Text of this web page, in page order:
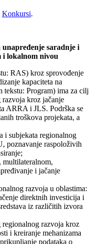
Konkursi.
unapređenje saradnje i
i lokalnom nivou
RAS) kroz sprovođenje
kapaciteta na
Program) ima za cilj
kroz jačanje
ARRA i JLS. Podrška se
troškova projekata, a
i subjekata regionalnog
poznavanje raspoloživih
multilateralnom,
i jačanje
razvoja u oblastima:
direktnih investicija i
iz različitih izvora
regionalnog razvoja kroz
i kreiranje mehanizama
podataka o